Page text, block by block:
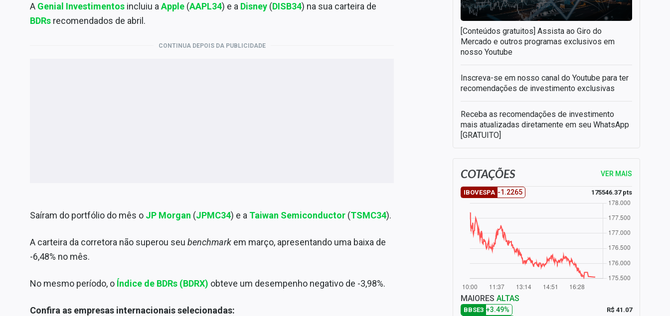
A Genial Investimentos incluiu a Apple (AAPL34) e a Disney (DISB34) na sua carteira de
BDRs recomendados de abril.
CONTINUA DEPOIS DA PUBLICIDADE
Saíram do portfólio do mês o JP Morgan (JPMC34) e a Taiwan Semiconductor (TSMC34).
A carteira da corretora não superou seu benchmark em março, apresentando uma baixa de
-6,48% no mês.
No mesmo período, o Índice de BDRs (BDRX) obteve um desempenho negativo de -3,98%.
Confira as empresas internacionais selecionadas:
[Conteúdos gratuitos] Assista ao Giro do
Mercado e outros programas exclusivos em
nosso Youtube
Inscreva-se em nosso canal do Youtube para ter
recomendações de investimento exclusivas
Receba as recomendações de investimento
mais atualizadas diretamente em seu WhatsApp
[GRATUITO]
COTAÇÕES VER MAIS
IBOVESPA -1.2265 175546.37 pts
MAIORES ALTAS
BBSE3 +3.49%
R$ 41.07